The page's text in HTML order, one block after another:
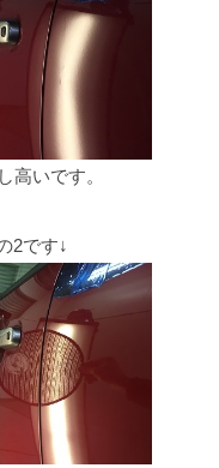
高いです。
2です↓